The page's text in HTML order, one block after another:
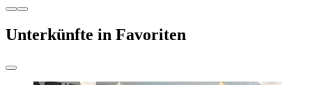
Unterkünfte in Favoriten